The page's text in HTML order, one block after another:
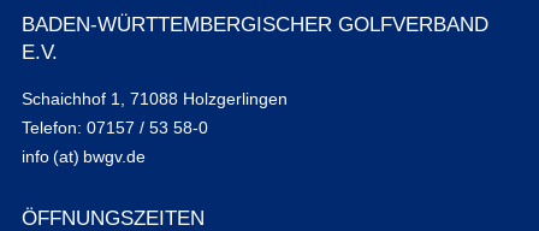
BADEN-WÜRTTEMBERGISCHER GOLFVERBAND
E.V.
Schaichhof 1, 71088 Holzgerlingen
Telefon: 07157 / 53 58-0
info (at) bwgv.de
ÖFFNUNGSZEITEN